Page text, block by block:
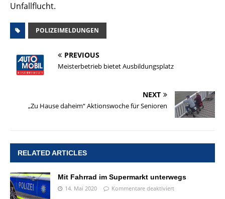
Unfallflucht.
POLIZEIMELDUNGEN
PREVIOUS
Meisterbetrieb bietet Ausbildungsplatz
NEXT
„Zu Hause daheim“ Aktionswoche für Senioren
RELATED ARTICLES
Mit Fahrrad im Supermarkt unterwegs
14. Mai 2020 Kommentare deaktiviert